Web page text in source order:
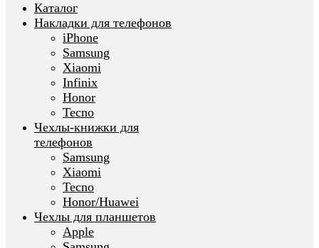
Каталог
Накладки для телефонов
iPhone
Samsung
Xiaomi
Infinix
Honor
Tecno
Чехлы-книжки для
телефонов
Samsung
Xiaomi
Tecno
Honor/Huawei
Чехлы для планшетов
Apple